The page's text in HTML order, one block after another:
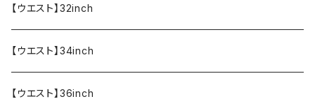
【ウエスト】32inch
【ウエスト】34inch
【ウエスト】36inch